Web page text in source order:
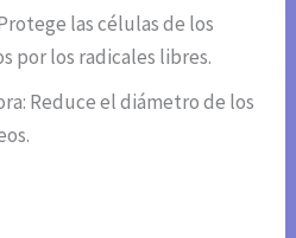
las células de los
por los radicales libres.
Reduce el diámetro de los